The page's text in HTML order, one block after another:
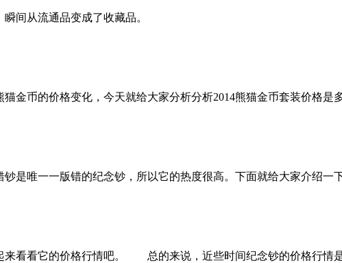
间从流通品变成了收藏品。
币的价格变化，今天就给大家分析分析2014熊猫金币套装价格是
是唯一一版错的纪念钞，所以它的热度很高。下面就给大家介
看看它的价格行情吧。 总的来说，近些时间纪念钞的价格行情